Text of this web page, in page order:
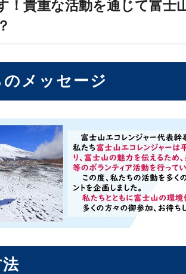
！貴重な活動を通じて富士
メッセージ